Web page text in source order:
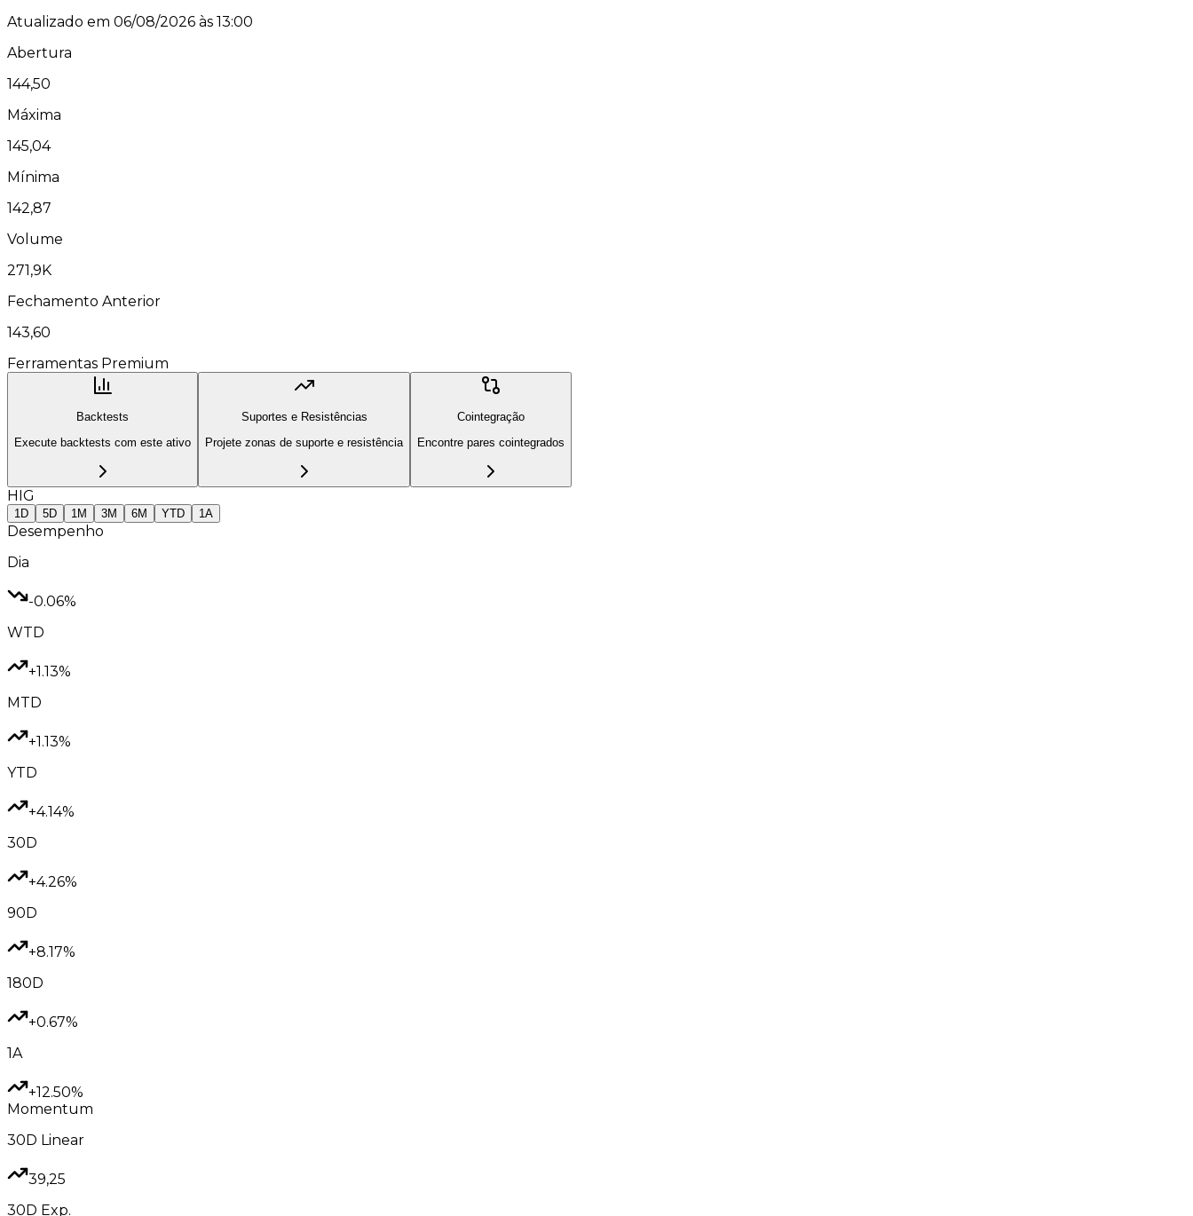
Atualizado em 06/08/2026 às 13:00
Abertura
144,50
Máxima
145,04
Mínima
142,87
Volume
271,9K
Fechamento Anterior
143,60
Ferramentas Premium
Backtests
Execute backtests com este ativo
Suportes e Resistências
Projete zonas de suporte e resistência
Cointegração
Encontre pares cointegrados
HIG
1D 5D 1M 3M 6M YTD 1A
Desempenho
Dia
-0.06%
WTD
+1.13%
MTD
+1.13%
YTD
+4.14%
30D
+4.26%
90D
+8.17%
180D
+0.67%
1A
+12.50%
Momentum
30D Linear
39,25
30D Exp.